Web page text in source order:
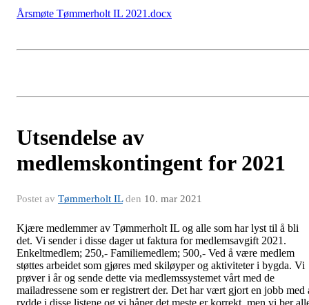
Årsmøte Tømmerholt IL 2021.docx
Utsendelse av
medlemskontingent for 2021
Postet av Tømmerholt ILden 10. mar 2021
Kjære medlemmer av Tømmerholt IL og alle som har lyst til å bli
det. Vi sender i disse dager ut faktura for medlemsavgift 2021.
Enkeltmedlem; 250,- Familiemedlem; 500,- Ved å være medlem
støttes arbeidet som gjøres med skiløyper og aktiviteter i bygda. Vi
prøver i år og sende dette via medlemssystemet vårt med de
mailadressene som er registrert der. Det har vært gjort en jobb med
rydde i disse listene og vi håper det meste er korrekt, men vi ber